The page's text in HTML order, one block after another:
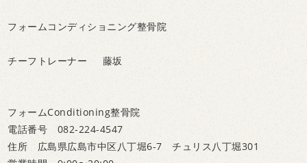
フォームコンディショニング整骨院
チーフトレーナー 藤坂
フォームConditioning整骨院
電話番号 082-224-4547
住所 広島県広島市中区八丁堀6-7 チュリス八丁堀301